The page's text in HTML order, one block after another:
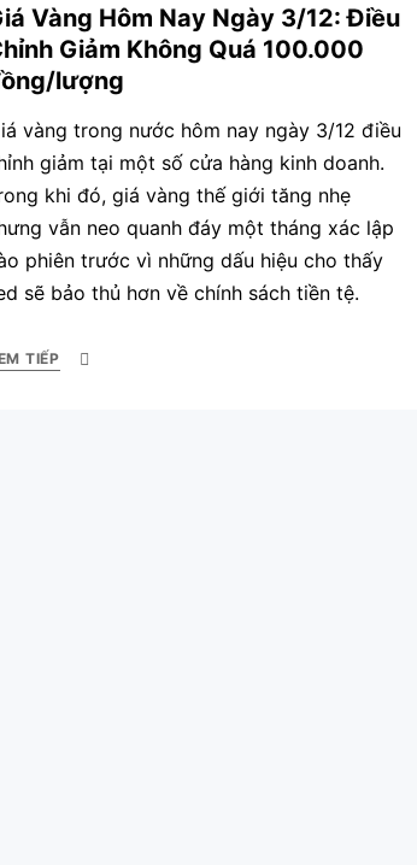
Vàng Hôm Nay Ngày 3/12: Điều
Giảm Không Quá 100.000
lượng
vàng trong nước hôm nay ngày 3/12 điều
giảm tại một số cửa hàng kinh doanh.
khi đó, giá vàng thế giới tăng nhẹ
vẫn neo quanh đáy một tháng xác lập
phiên trước vì những dấu hiệu cho thấy
sẽ bảo thủ hơn về chính sách tiền tệ.
TIẾP